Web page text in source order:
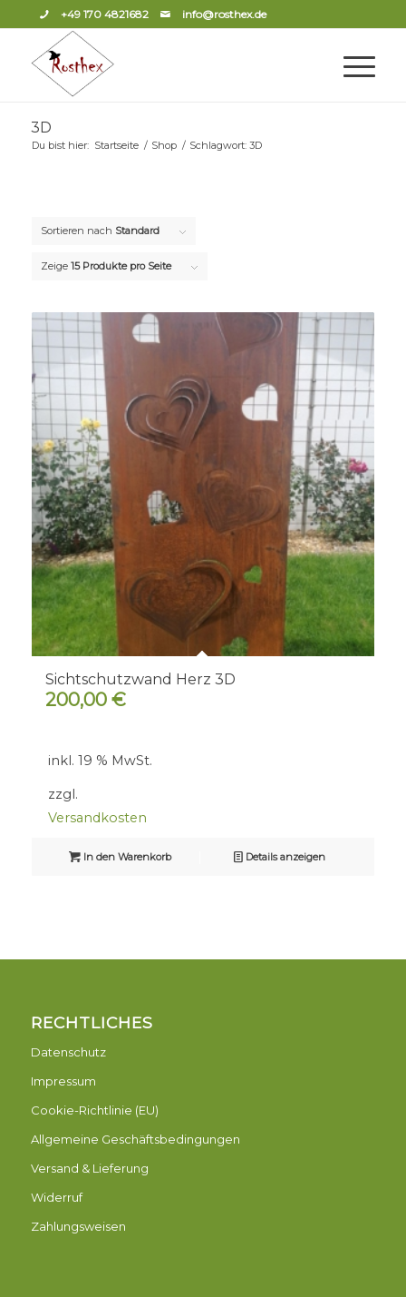
+49 170 4821682 info@rosthex.de
3D
Du bist hier: Startseite / Shop / Schlagwort: 3D
Sortieren nach Standard
Zeige 15 Produkte pro Seite
Sichtschutzwand Herz 3D
200,00 €
inkl. 19 % MwSt.
zzgl.
Versandkosten
In den Warenkorb Details anzeigen
RECHTLICHES
Datenschutz
Impressum
Cookie-Richtlinie (EU)
Allgemeine Geschäftsbedingungen
Versand & Lieferung
Widerruf
Zahlungsweisen